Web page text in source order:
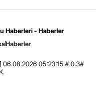
Haberleri - Haberler
Haberler
06.08.2026 05:23:15 #.0.3#